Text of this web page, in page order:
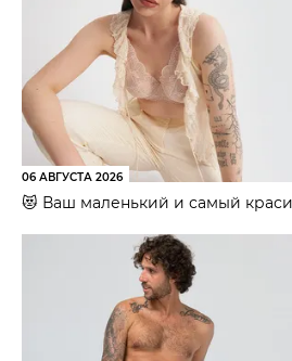
06 АВГУСТА 2026
😻 Ваш маленький и самый